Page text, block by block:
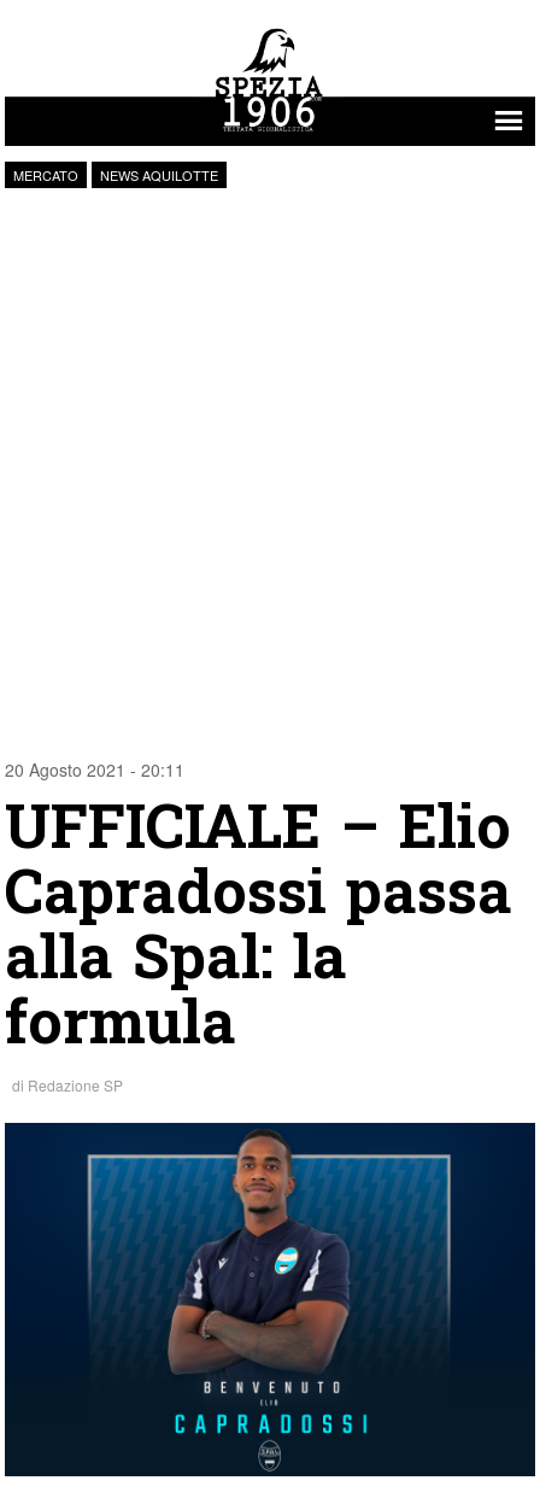
Vai al contenuto
MERCATO NEWS AQUILOTTE
20 Agosto 2021 - 20:11
UFFICIALE – Elio
Capradossi passa
alla Spal: la
formula
di Redazione SP